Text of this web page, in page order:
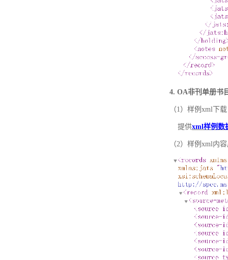
4. OA非刊单册书
（1）样例xml下载
提供xml样例数
（2）样例xml内